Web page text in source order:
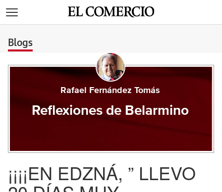
Blogs
Rafael Fernández Tomás
Reflexiones de Belarmino
¡¡¡¡EN EDZNÁ, ” LLEVO